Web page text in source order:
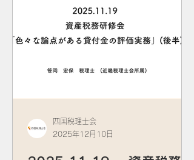
四国税理士会
2025年12月10日